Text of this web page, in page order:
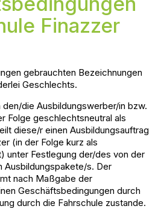
Finazzer
gebrauchten Bezeichnungen
Geschlechts.
den/die Ausbildungswerber/in bzw.
Folge geschlechtsneutral als
diese/r einen Ausbildungsauftrag
(in der Folge kurz als
unter Festlegung der/des von der
Ausbildungspakete/s. Der
nach Maßgabe der
Geschäftsbedingungen durch
durch die Fahrschule zustande.